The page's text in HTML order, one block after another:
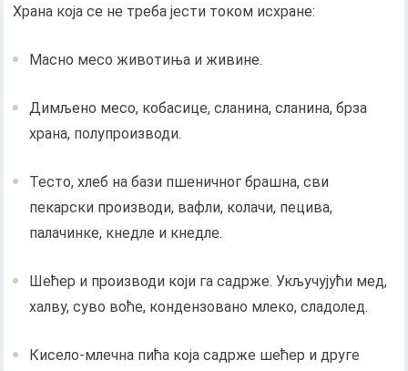
Храна која се не треба јести током исхране:
Масно месо животиња и живине.
Димљено месо, кобасице, сланина, сланина, брза
храна, полупроизводи.
Тесто, хлеб на бази пшеничног брашна, сви
пекарски производи, вафли, колачи, пецива,
палачинке, кнедле и кнедле.
Шећер и производи који га садрже. Укључујући мед,
халву, суво воће, кондензовано млеко, сладолед.
Кисело-млечна пића која садрже шећер и друге